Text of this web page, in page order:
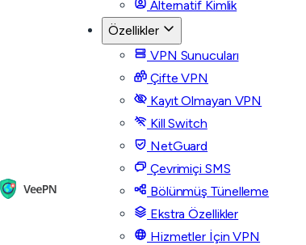
Alternatif Kimlik
Özellikler
VPN Sunucuları
Çifte VPN
Kayıt Olmayan VPN
Kill Switch
NetGuard
Çevrimiçi SMS
Bölünmüş Tünelleme
Ekstra Özellikler
Hizmetler İçin VPN